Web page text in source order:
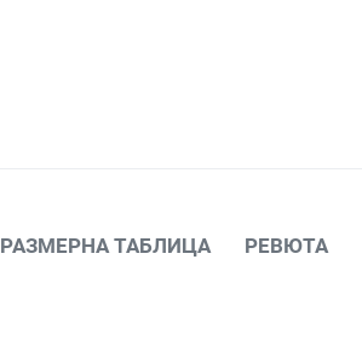
РАЗМЕРНА ТАБЛИЦА РЕВЮТА